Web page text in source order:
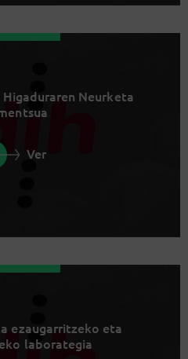
Neurketa
Ver
ezaugarritzeko eta
laborategia